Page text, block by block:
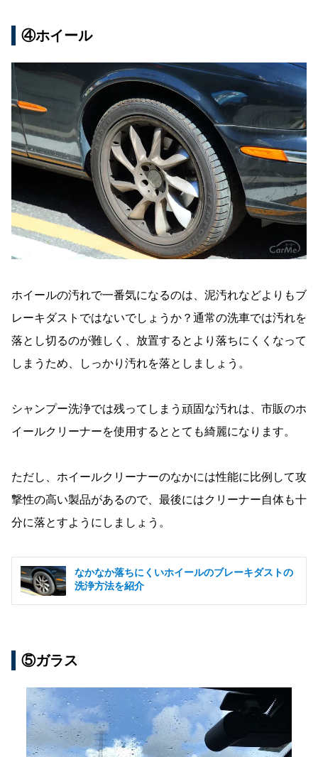
④ホイール
ホイールの汚れで一番気になるのは、泥汚れなどよりもブ
レーキダストではないでしょうか？通常の洗車では汚れを
落とし切るのが難しく、放置するとより落ちにくくなって
しまうため、しっかり汚れを落としましょう。
シャンプー洗浄では残ってしまう頑固な汚れは、市販のホ
イールクリーナーを使用するととても綺麗になります。
ただし、ホイールクリーナーのなかには性能に比例して攻
撃性の高い製品があるので、最後にはクリーナー自体も十
分に落とすようにしましょう。
なかなか落ちにくいホイールのブレーキダストの
洗浄方法を紹介
⑤ガラス